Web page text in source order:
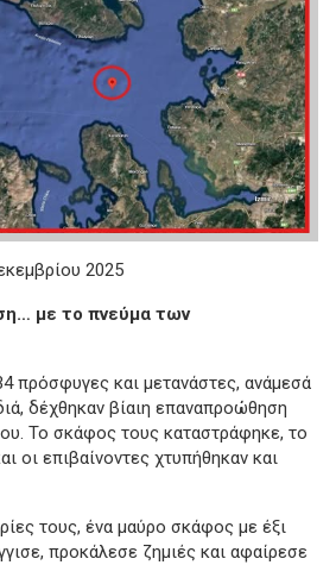
2025
με το πνεύμα των
πρόσφυγες και μετανάστες, ανάμεσά
δέχθηκαν βίαιη επαναπροώθηση
Το σκάφος τους καταστράφηκε, το
οι επιβαίνοντες χτυπήθηκαν και
τους, ένα μαύρο σκάφος με έξι
προκάλεσε ζημιές και αφαίρεσε